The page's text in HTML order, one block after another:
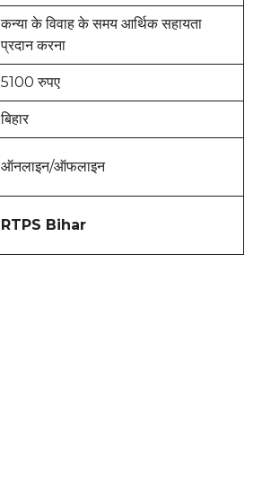
कन्या के विवाह के समय आर्थिक सहायता
प्रदान करना
5100 रुपए
बिहार
ऑनलाइन/ऑफलाइन
RTPS Bihar